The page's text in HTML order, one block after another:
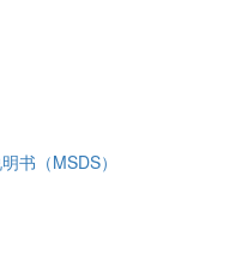
书（MSDS）